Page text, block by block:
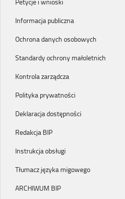
Informacja publiczna
Ochrona danych osobowych
Standardy ochrony małoletnich
Kontrola zarządcza
Polityka prywatności
Deklaracja dostępności
Redakcja BIP
Instrukcja obsługi
Tłumacz języka migowego
ARCHIWUM BIP